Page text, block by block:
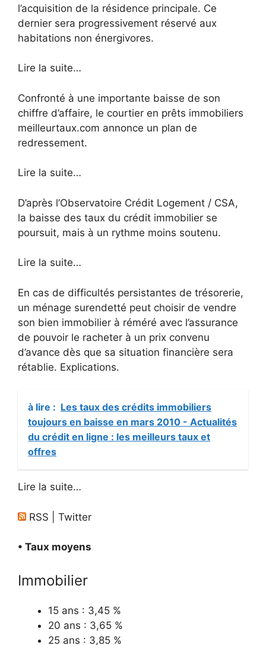
l’acquisition de la résidence principale. Ce
dernier sera progressivement réservé aux
habitations non énergivores.
Lire la suite…
Confronté à une importante baisse de son
chiffre d’affaire, le courtier en prêts immobiliers
meilleurtaux.com annonce un plan de
redressement.
Lire la suite…
D’après l’Observatoire Crédit Logement / CSA,
la baisse des taux du crédit immobilier se
poursuit, mais à un rythme moins soutenu.
Lire la suite…
En cas de difficultés persistantes de trésorerie,
un ménage surendetté peut choisir de vendre
son bien immobilier à réméré avec l’assurance
de pouvoir le racheter à un prix convenu
d’avance dès que sa situation financière sera
rétablie. Explications.
à lire : Les taux des crédits immobiliers
toujours en baisse en mars 2010 - Actualités
du crédit en ligne : les meilleurs taux et
offres
Lire la suite…
RSS | Twitter
• Taux moyens
Immobilier
15 ans : 3,45 %
20 ans : 3,65 %
25 ans : 3,85 %